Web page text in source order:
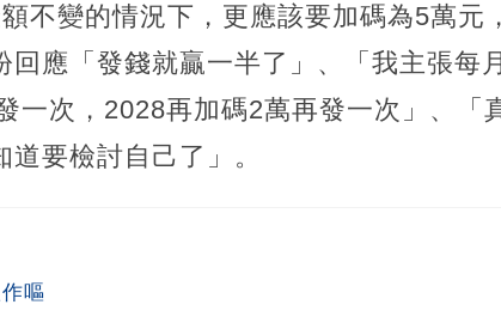
不變的情況下，更應該要加碼為5萬元，
應「發錢就贏一半了」、「我主張每月
一次，2028再加碼2萬再發一次」、「
要檢討自己了」。
嘔